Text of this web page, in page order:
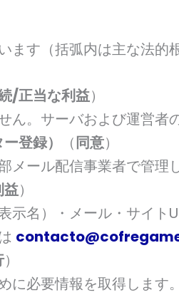
す（括弧内は主な法的
/正当な利益）
。サーバおよび運営者
登録）
（同意）
ール配信事業者で管理
益）
名）・メール・サイト
）
必要情報を取得します